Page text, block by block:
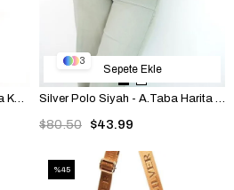
Silver Polo Bej - A.Taba Harita Kadın Çapraz Çanta SP1060
3
Silver Polo Siyah - A.Taba Harita Kadın Çapraz Çanta SP1060
$43.99
$80.50
Sepete Ekle
%45